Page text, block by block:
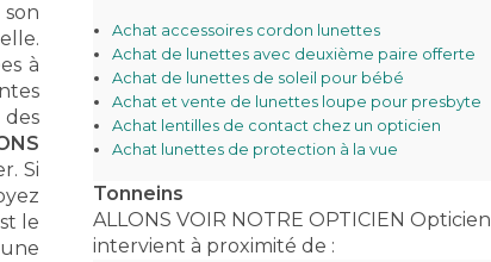
à
Si
le
Achat accessoires cordon lunettes
Achat de lunettes avec deuxième paire offerte
Achat de lunettes de soleil pour bébé
Achat et vente de lunettes loupe pour presbyte
Achat lentilles de contact chez un opticien
Achat lunettes de protection à la vue
Tonneins
ALLONS VOIR NOTRE OPTICIEN Opticien
intervient à proximité de :